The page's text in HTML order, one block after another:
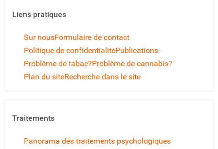
Liens pratiques
Sur nousFormulaire de contact
Politique de confidentialitéPublications
Problème de tabac?Problème de cannabis?
Plan du siteRecherche dans le site
Traitements
Panorama des traitements psychologiques